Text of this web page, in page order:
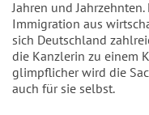
Jahren und
Immigration aus
sich Deutschland
die Kanzlerin zu einem
glimpflicher wird die
auch für sie selbst.